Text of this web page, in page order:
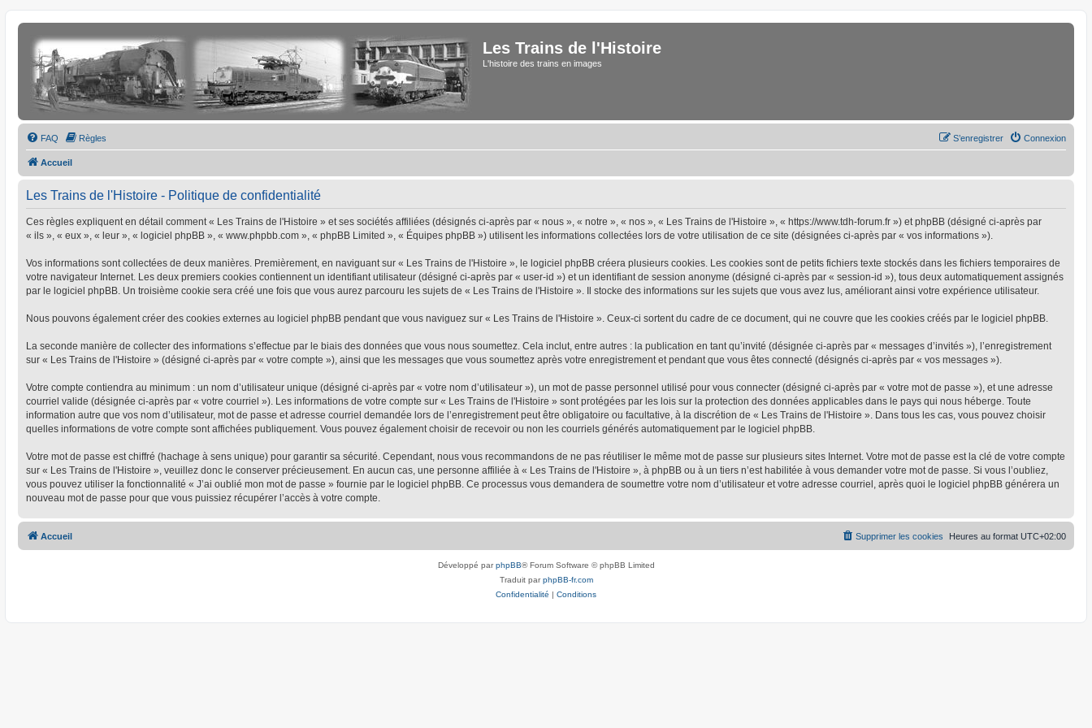
Les Trains de l'Histoire
L'histoire des trains en images
FAQ Règles Connexion
S’enregistrer
Accueil
Les Trains de l'Histoire - Politique de confidentialité
Ces règles expliquent en détail comment « Les Trains de l'Histoire » et ses sociétés affiliées (désignés ci-après par « nous », « notre », « nos », « Les Trains de l'Histoire », « https://www.tdh-forum.fr ») et phpBB (désigné ci-après par
« ils », « eux », « leur », « logiciel phpBB », « www.phpbb.com », « phpBB Limited », « Équipes phpBB ») utilisent les informations collectées lors de votre utilisation de ce site (désignées ci-après par « vos informations »).
Vos informations sont collectées de deux manières. Premièrement, en naviguant sur « Les Trains de l'Histoire », le logiciel phpBB créera plusieurs cookies. Les cookies sont de petits fichiers texte stockés dans les fichiers temporaires de
votre navigateur Internet. Les deux premiers cookies contiennent un identifiant utilisateur (désigné ci-après par « user-id ») et un identifiant de session anonyme (désigné ci-après par « session-id »), tous deux automatiquement assignés
par le logiciel phpBB. Un troisième cookie sera créé une fois que vous aurez parcouru les sujets de « Les Trains de l'Histoire ». Il stocke des informations sur les sujets que vous avez lus, améliorant ainsi votre expérience utilisateur.
Nous pouvons également créer des cookies externes au logiciel phpBB pendant que vous naviguez sur « Les Trains de l'Histoire ». Ceux-ci sortent du cadre de ce document, qui ne couvre que les cookies créés par le logiciel phpBB.
La seconde manière de collecter des informations s’effectue par le biais des données que vous nous soumettez. Cela inclut, entre autres : la publication en tant qu’invité (désignée ci-après par « messages d’invités »), l’enregistrement
sur « Les Trains de l'Histoire » (désigné ci-après par « votre compte »), ainsi que les messages que vous soumettez après votre enregistrement et pendant que vous êtes connecté (désignés ci-après par « vos messages »).
Votre compte contiendra au minimum : un nom d’utilisateur unique (désigné ci-après par « votre nom d’utilisateur »), un mot de passe personnel utilisé pour vous connecter (désigné ci-après par « votre mot de passe »), et une adresse
courriel valide (désignée ci-après par « votre courriel »). Les informations de votre compte sur « Les Trains de l'Histoire » sont protégées par les lois sur la protection des données applicables dans le pays qui nous héberge. Toute
information autre que vos nom d’utilisateur, mot de passe et adresse courriel demandée lors de l’enregistrement peut être obligatoire ou facultative, à la discrétion de « Les Trains de l'Histoire ». Dans tous les cas, vous pouvez choisir
quelles informations de votre compte sont affichées publiquement. Vous pouvez également choisir de recevoir ou non les courriels générés automatiquement par le logiciel phpBB.
Votre mot de passe est chiffré (hachage à sens unique) pour garantir sa sécurité. Cependant, nous vous recommandons de ne pas réutiliser le même mot de passe sur plusieurs sites Internet. Votre mot de passe est la clé de votre compte
sur « Les Trains de l'Histoire », veuillez donc le conserver précieusement. En aucun cas, une personne affiliée à « Les Trains de l'Histoire », à phpBB ou à un tiers n’est habilitée à vous demander votre mot de passe. Si vous l’oubliez,
vous pouvez utiliser la fonctionnalité « J’ai oublié mon mot de passe » fournie par le logiciel phpBB. Ce processus vous demandera de soumettre votre nom d’utilisateur et votre adresse courriel, après quoi le logiciel phpBB générera un
nouveau mot de passe pour que vous puissiez récupérer l’accès à votre compte.
Accueil Heures au format UTC+02:00
Supprimer les cookies
Développé parphpBB® Forum Software © phpBB Limited
Traduit parphpBB-fr.com
Confidentialité | Conditions